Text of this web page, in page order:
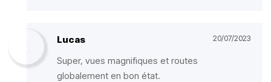
Lucas 20/07/2023
Super, vues magnifiques et routes
globalement en bon état.